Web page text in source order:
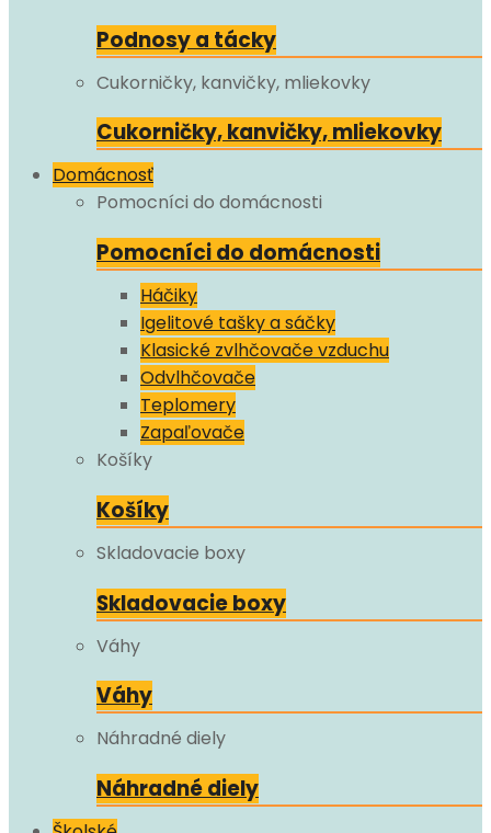
Podnosy a tácky
Cukorničky, kanvičky, mliekovky
Cukorničky, kanvičky, mliekovky
Domácnosť
Pomocníci do domácnosti
Pomocníci do domácnosti
Háčiky
Igelitové tašky a sáčky
Klasické zvlhčovače vzduchu
Odvlhčovače
Teplomery
Zapaľovače
Košíky
Košíky
Skladovacie boxy
Skladovacie boxy
Váhy
Váhy
Náhradné diely
Náhradné diely